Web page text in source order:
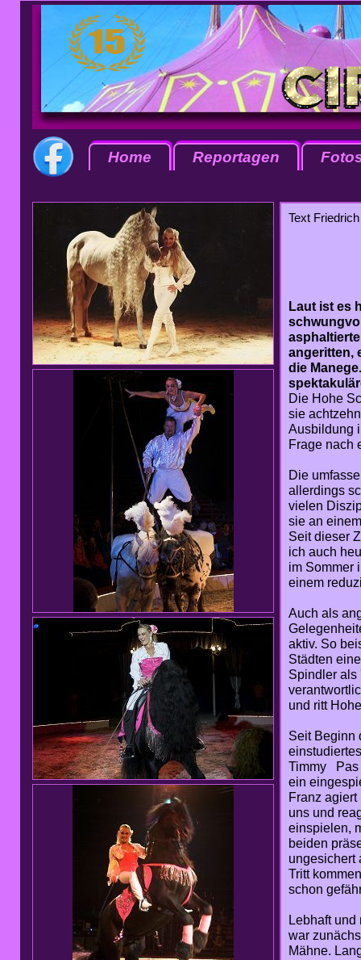
Home Reportagen
Text
Laut ist es
angeritten,
die
Die Hohe
sie
Ausbildung
Frage nach
Die
allerdings
vielen
sie an
Seit dieser
ich auch
im Sommer
einem
Auch als
aktiv. So
Städten
Spindler als
und ritt
Seit Beginn
Timmy Pas
ein
Franz
uns und
einspielen,
beiden
ungesichert
Tritt
schon
Lebhaft
war
Mähne.